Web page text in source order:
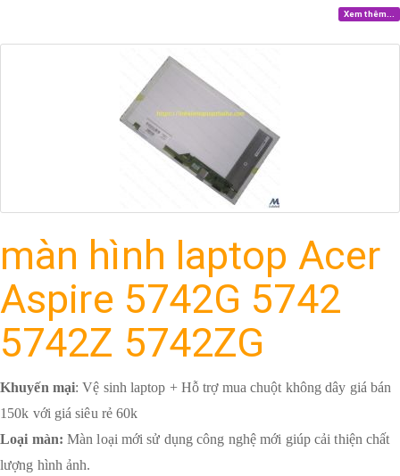
Xem thêm...
màn hình laptop Acer
Aspire 5742G 5742
5742Z 5742ZG
Khuyến mại: Vệ sinh laptop + Hỗ trợ mua chuột không dây giá bán
150k với giá siêu rẻ 60k
Loại màn: Màn loại mới sử dụng công nghệ mới giúp cải thiện chất
lượng hình ảnh.